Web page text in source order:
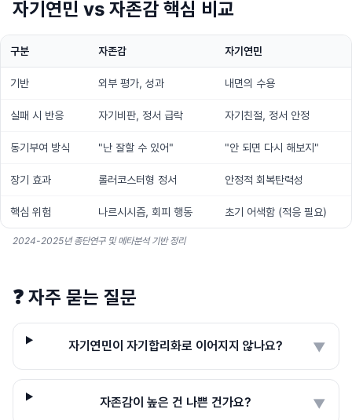
자기연민 vs 자존감 핵심 비교
구분 자존감 자기연민
기반 외부 평가, 성과 내면의 수용
실패 시 반응 자기비판, 정서 급락 자기친절, 정서 안정
동기부여 방식 "난 잘할 수 있어" "안 되면 다시 해보지"
장기 효과 롤러코스터형 정서 안정적 회복탄력성
핵심 위험 나르시시즘, 회피 행동 초기 어색함 (적응 필요)
2024-2025년 종단연구 및 메타분석 기반 정리
❓ 자주 묻는 질문
자기연민이 자기합리화로 이어지지 않나요? ▼
자존감이 높은 건 나쁜 건가요? ▼